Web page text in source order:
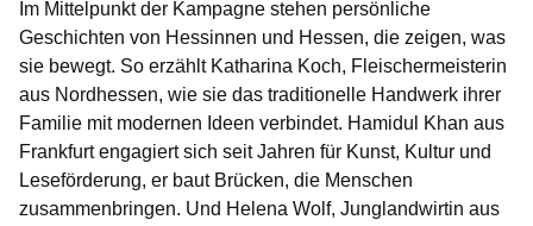
Im Mittelpunkt der Kampagne stehen persönliche
Geschichten von Hessinnen und Hessen, die zeigen, was
sie bewegt. So erzählt Katharina Koch, Fleischermeisterin
aus Nordhessen, wie sie das traditionelle Handwerk ihrer
Familie mit modernen Ideen verbindet. Hamidul Khan aus
Frankfurt engagiert sich seit Jahren für Kunst, Kultur und
Leseförderung, er baut Brücken, die Menschen
zusammenbringen. Und Helena Wolf, Junglandwirtin aus